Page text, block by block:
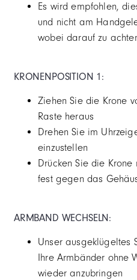
Es wird empfohlen,
und nicht am
wobei darauf zu
KRONENPOSITION 1:
Ziehen Sie die Krone
Raste heraus
Drehen Sie im
einzustellen
Drücken Sie die
fest gegen das
ARMBAND WECHSELN:
Unser ausgeklügeltes
Ihre Armbänder ohne
wieder anzubringen